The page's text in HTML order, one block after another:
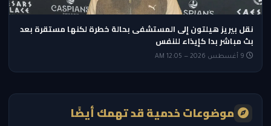
نقل بيريز هيلتون إلى المستشفى بحالة خطرة لكنها مستقرة بعد
بث مباشر بدا كإيذاء للنفس
موضوعات خدمية قد تهمك أيضًا